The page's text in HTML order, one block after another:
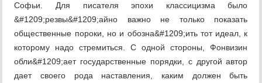
Софьи. Для писателя эпохи классицизма было
&#1209;резвы&#1209;айно важно не только показать
общественные пороки, но и обозна&#1209;ить тот идеал, к
которому надо стремиться. С одной стороны, Фонвизин
обли&#1209;ает государственные порядки, с другой автор
дает своего рода наставления, каким должен быть